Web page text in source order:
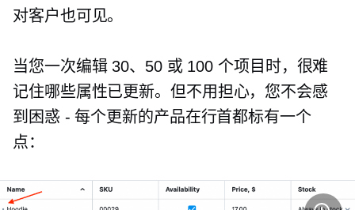
对客户也可见。
当您一次编辑 30、50 或 100 个项目时，很难
记住哪些属性已更新。但不用担心，您不会感
到困惑 - 每个更新的产品在行首都标有一个
点：